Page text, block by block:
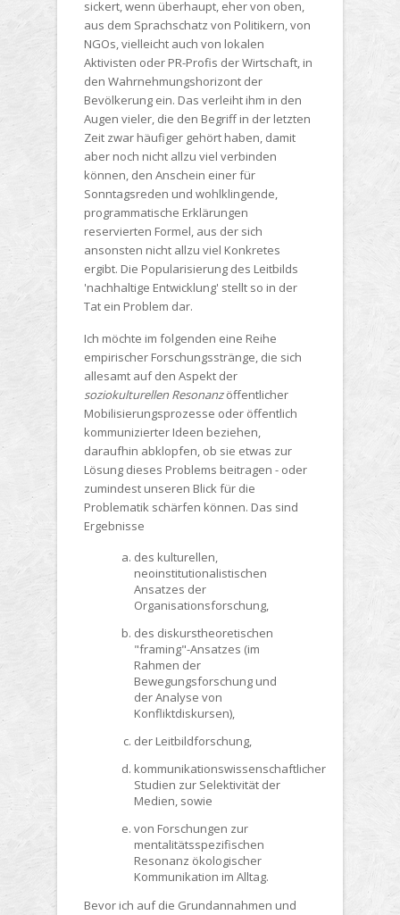
sickert, wenn überhaupt, eher von oben,
aus dem Sprachschatz von Politikern, von
NGOs, vielleicht auch von lokalen
Aktivisten oder PR-Profis der Wirtschaft, in
den Wahrnehmungshorizont der
Bevölkerung ein. Das verleiht ihm in den
Augen vieler, die den Begriff in der letzten
Zeit zwar häufiger gehört haben, damit
aber noch nicht allzu viel verbinden
können, den Anschein einer für
Sonntagsreden und wohlklingende,
programmatische Erklärungen
reservierten Formel, aus der sich
ansonsten nicht allzu viel Konkretes
ergibt. Die Popularisierung des Leitbilds
'nachhaltige Entwicklung' stellt so in der
Tat ein Problem dar.
Ich möchte im folgenden eine Reihe
empirischer Forschungsstränge, die sich
allesamt auf den Aspekt der
soziokulturellen Resonanzöffentlicher
Mobilisierungsprozesse oder öffentlich
kommunizierter Ideen beziehen,
daraufhin abklopfen, ob sie etwas zur
Lösung dieses Problems beitragen - oder
zumindest unseren Blick für die
Problematik schärfen können. Das sind
Ergebnisse
des kulturellen,
neoinstitutionalistischen
Ansatzes der
Organisationsforschung,
des diskurstheoretischen
"framing"-Ansatzes (im
Rahmen der
Bewegungsforschung und
der Analyse von
Konfliktdiskursen),
der Leitbildforschung,
kommunikationswissenschaftlicher
Studien zur Selektivität der
Medien, sowie
von Forschungen zur
mentalitätsspezifischen
Resonanz ökologischer
Kommunikation im Alltag.
Bevor ich auf die Grundannahmen und